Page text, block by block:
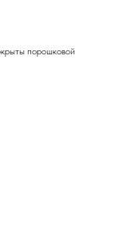
порошковой